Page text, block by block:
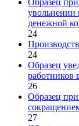
увольнении
денежной
24
24
Образец
работников
26
Образец
27